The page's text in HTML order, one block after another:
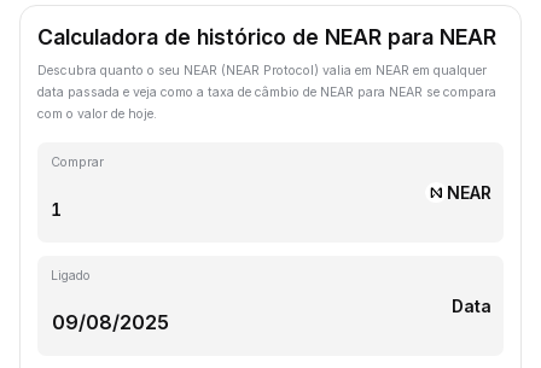
Calculadora de histórico de NEAR para NEAR
Descubra quanto o seu NEAR (NEAR Protocol) valia em NEAR em qualquer
data passada e veja como a taxa de câmbio de NEAR para NEAR se compara
com o valor de hoje.
Comprar
NEAR
Ligado
Data